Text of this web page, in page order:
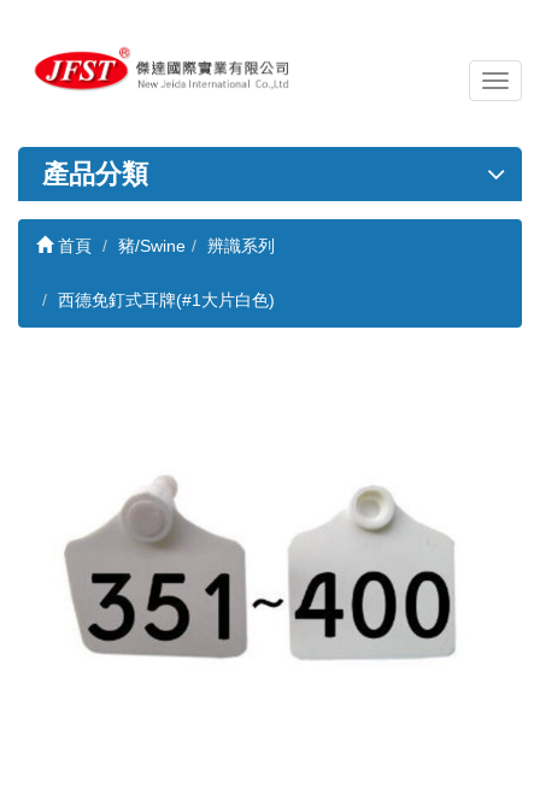
導
覽
關
產品分類
首頁 豬/Swine 辨識系列
西德免釘式耳牌(#1大片白色)